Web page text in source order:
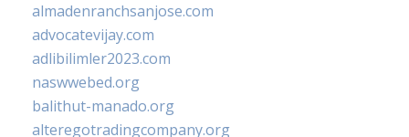
almadenranchsanjose.com
advocatevijay.com
adlibilimler2023.com
naswwebed.org
balithut-manado.org
alteregotradingcompany.org